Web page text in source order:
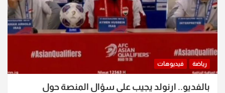
رياضة فيديوهات
بالفديو.. ارنولد يجيب على سؤال المنصة حول